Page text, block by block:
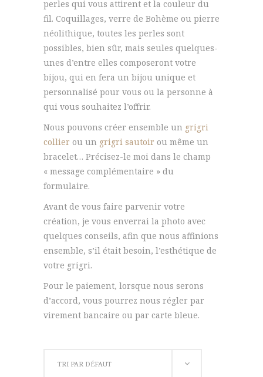
perles qui vous attirent et la couleur du
fil. Coquillages, verre de Bohème ou pierre
néolithique, toutes les perles sont
possibles, bien sûr, mais seules quelques-
unes d’entre elles composeront votre
bijou, qui en fera un bijou unique et
personnalisé pour vous ou la personne à
qui vous souhaitez l’offrir.
Nous pouvons créer ensemble un grigri
collier ou un grigri sautoir ou même un
bracelet… Précisez-le moi dans le champ
« message complémentaire » du
formulaire.
Avant de vous faire parvenir votre
création, je vous enverrai la photo avec
quelques conseils, afin que nous affinions
ensemble, s’il était besoin, l’esthétique de
votre grigri.
Pour le paiement, lorsque nous serons
d’accord, vous pourrez nous régler par
virement bancaire ou par carte bleue.
TRI PAR DÉFAUT